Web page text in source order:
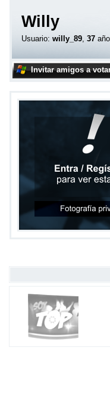
Willy
Usuario: willy_89, 37
Invitar amigos a